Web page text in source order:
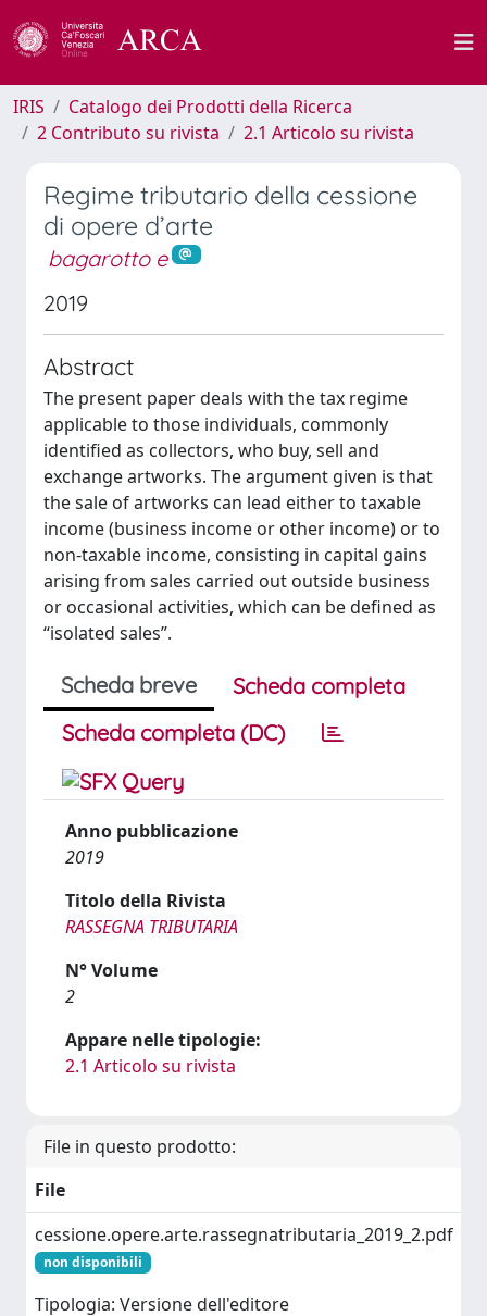
IRIS
Catalogo dei Prodotti della Ricerca
2 Contributo su rivista
2.1 Articolo su rivista
Regime tributario della cessione
di opere d’arte
bagarotto e
2019
Abstract
The present paper deals with the tax regime
applicable to those individuals, commonly
identified as collectors, who buy, sell and
exchange artworks. The argument given is that
the sale of artworks can lead either to taxable
income (business income or other income) or to
non-taxable income, consisting in capital gains
arising from sales carried out outside business
or occasional activities, which can be defined as
“isolated sales”.
Scheda breve
Scheda completa
Scheda completa (DC)
Anno pubblicazione
2019
Titolo della Rivista
RASSEGNA TRIBUTARIA
N° Volume
2
Appare nelle tipologie:
2.1 Articolo su rivista
File in questo prodotto:
File
cessione.opere.arte.rassegnatributaria_2019_2.pdf
non disponibili
Tipologia: Versione dell'editore